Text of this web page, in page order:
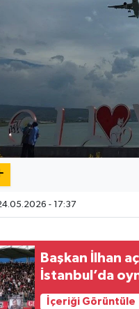
- 17:37
Başkan İlhan
İstanbul’da
İçeriği Görüntüle